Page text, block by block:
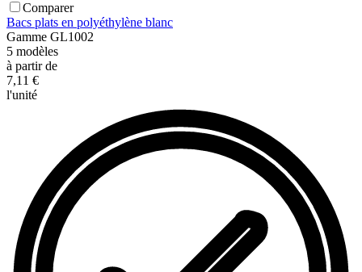
Comparer
Bacs plats en polyéthylène blanc
Gamme GL1002
5 modèles
à partir de
7,11 €
l'unité